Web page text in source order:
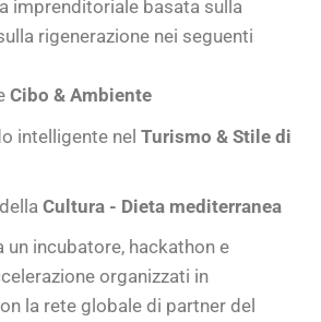
imprenditoriale basata sulla
rigenerazione nei seguenti
Cibo & Ambiente
intelligente nel Turismo & Stile di
Cultura - Dieta mediterranea
un incubatore, hackathon e
organizzati in
la rete globale di partner del